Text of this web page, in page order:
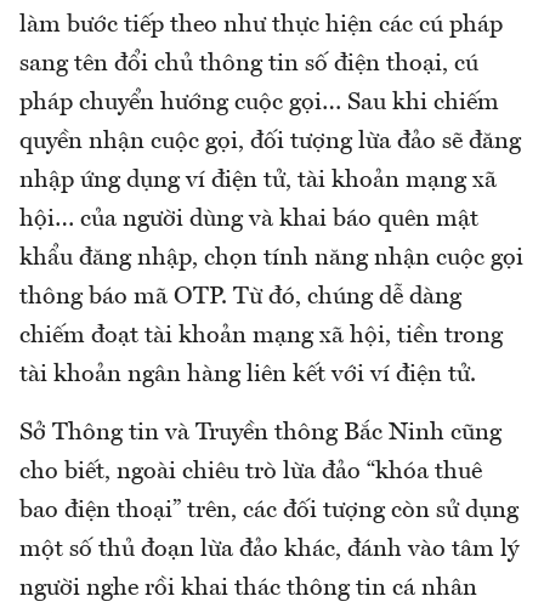
làm bước tiếp theo như thực hiện các cú pháp
sang tên đổi chủ thông tin số điện thoại, cú
pháp chuyển hướng cuộc gọi… Sau khi chiếm
quyền nhận cuộc gọi, đối tượng lừa đảo sẽ đăng
nhập ứng dụng ví điện tử, tài khoản mạng xã
hội… của người dùng và khai báo quên mật
khẩu đăng nhập, chọn tính năng nhận cuộc gọi
thông báo mã OTP. Từ đó, chúng dễ dàng
chiếm đoạt tài khoản mạng xã hội, tiền trong
tài khoản ngân hàng liên kết với ví điện tử.
Sở Thông tin và Truyền thông Bắc Ninh cũng
cho biết, ngoài chiêu trò lừa đảo “khóa thuê
bao điện thoại” trên, các đối tượng còn sử dụng
một số thủ đoạn lừa đảo khác, đánh vào tâm lý
người nghe rồi khai thác thông tin cá nhân